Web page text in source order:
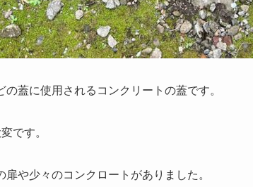
の蓋に使用されるコンクリートの蓋です。
です。
扉や少々のコンクロートがありました。